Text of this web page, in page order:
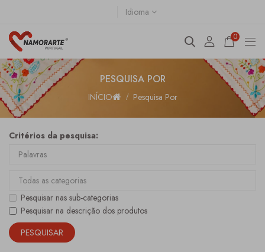
Idioma
0
PESQUISA POR
INÍCIO Pesquisa Por
Critérios da pesquisa:
Pesquisar nas sub-categorias
Pesquisar na descrição dos produtos